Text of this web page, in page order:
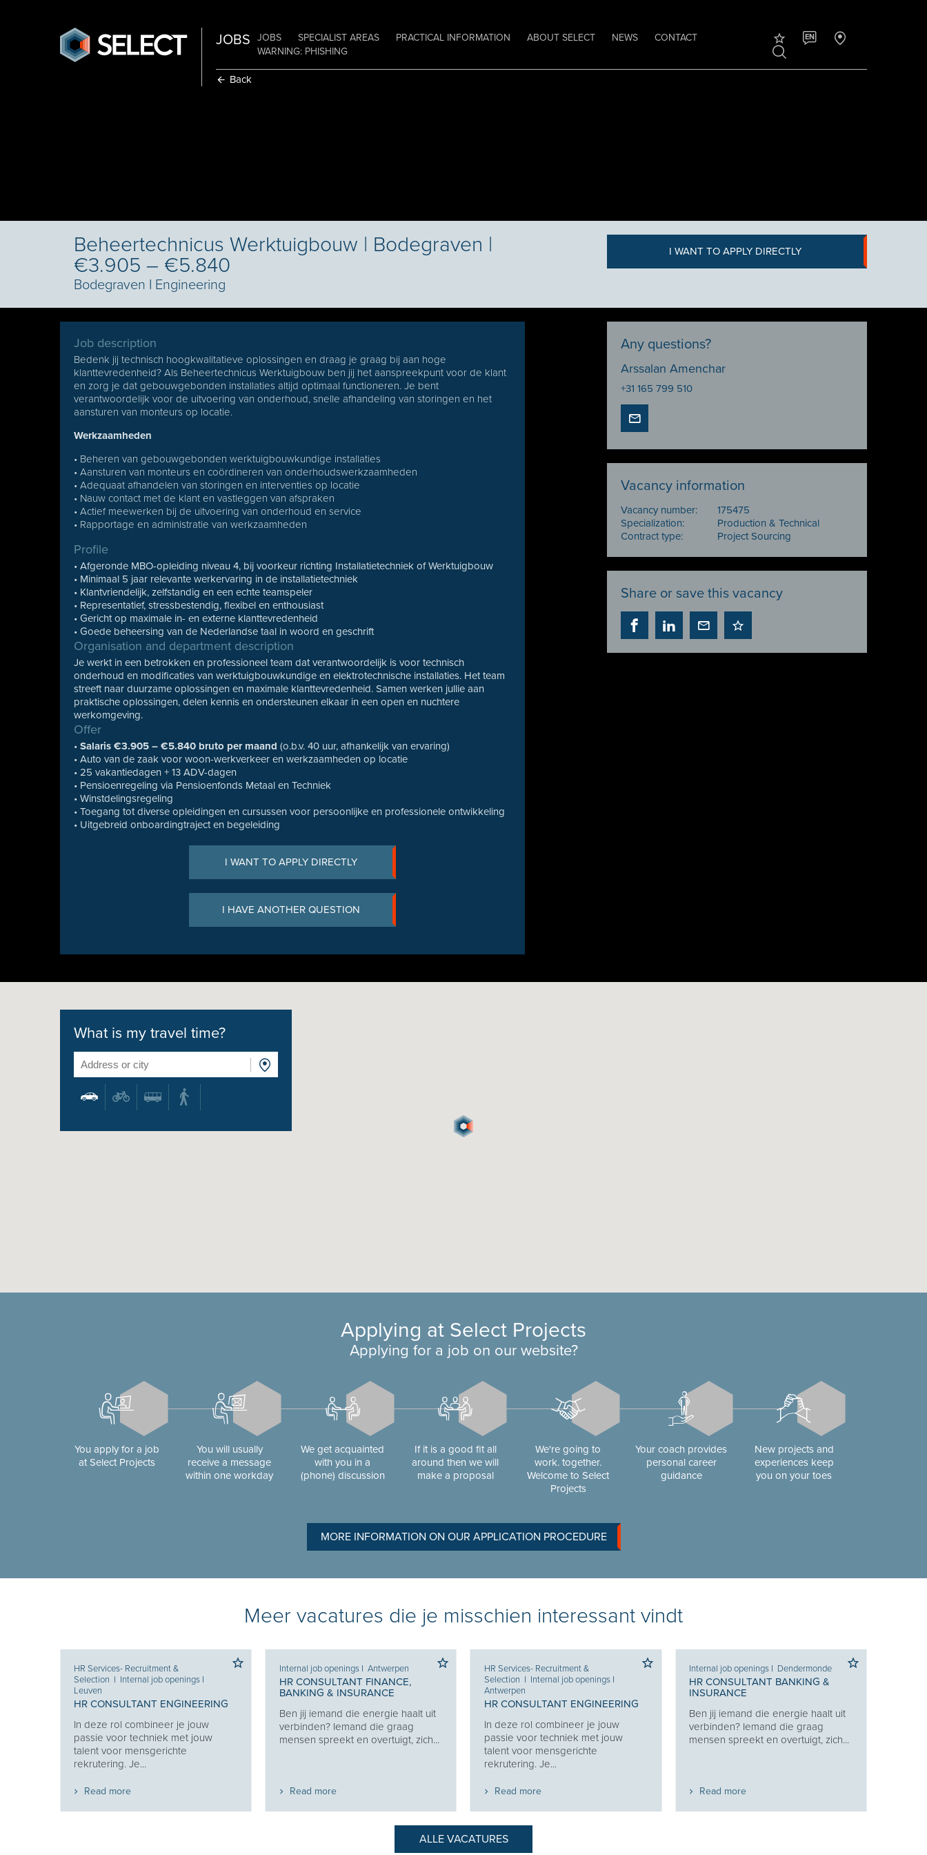
JOBS JOBS SPECIALIST AREAS PRACTICAL INFORMATION ABOUT SELECT NEWS
CONTACT
WARNING: PHISHING
EN
Back
Beheertechnicus Werktuigbouw | Bodegraven |
€3.905 – €5.840
Bodegraven I Engineering
I WANT TO APPLY DIRECTLY
Job description
Bedenk jij technisch hoogkwalitatieve oplossingen en draag je graag bij aan hoge
klanttevredenheid? Als Beheertechnicus Werktuigbouw ben jij het aanspreekpunt voor de klant
en zorg je dat gebouwgebonden installaties altijd optimaal functioneren. Je bent
verantwoordelijk voor de uitvoering van onderhoud, snelle afhandeling van storingen en het
aansturen van monteurs op locatie.
Werkzaamheden
• Beheren van gebouwgebonden werktuigbouwkundige installaties
• Aansturen van monteurs en coördineren van onderhoudswerkzaamheden
• Adequaat afhandelen van storingen en interventies op locatie
• Nauw contact met de klant en vastleggen van afspraken
• Actief meewerken bij de uitvoering van onderhoud en service
• Rapportage en administratie van werkzaamheden
Profile
• Afgeronde MBO-opleiding niveau 4, bij voorkeur richting Installatietechniek of Werktuigbouw
• Minimaal 5 jaar relevante werkervaring in de installatietechniek
• Klantvriendelijk, zelfstandig en een echte teamspeler
• Representatief, stressbestendig, flexibel en enthousiast
• Gericht op maximale in- en externe klanttevredenheid
• Goede beheersing van de Nederlandse taal in woord en geschrift
Organisation and department description
Je werkt in een betrokken en professioneel team dat verantwoordelijk is voor technisch
onderhoud en modificaties van werktuigbouwkundige en elektrotechnische installaties. Het team
streeft naar duurzame oplossingen en maximale klanttevredenheid. Samen werken jullie aan
praktische oplossingen, delen kennis en ondersteunen elkaar in een open en nuchtere
werkomgeving.
Offer
•Salaris €3.905 – €5.840 bruto per maand (o.b.v. 40 uur, afhankelijk van ervaring)
• Auto van de zaak voor woon-werkverkeer en werkzaamheden op locatie
• 25 vakantiedagen + 13 ADV-dagen
• Pensioenregeling via Pensioenfonds Metaal en Techniek
• Winstdelingsregeling
• Toegang tot diverse opleidingen en cursussen voor persoonlijke en professionele ontwikkeling
• Uitgebreid onboardingtraject en begeleiding
I WANT TO APPLY DIRECTLY
I HAVE ANOTHER QUESTION
Any questions?
Arssalan Amenchar
+31 165 799 510
Vacancy information
Vacancy number:
175475
Specialization:
Production & Technical
Contract type:
Project Sourcing
Share or save this vacancy
What is my travel time?
Applying at Select Projects
Applying for a job on our website?
You apply for a job
at Select Projects
You will usually
receive a message
within one workday
We get acquainted
with you in a
(phone) discussion
If it is a good fit all
around then we will
make a proposal
We're going to
work. together.
Welcome to Select
Projects
Your coach provides
personal career
guidance
New projects and
experiences keep
you on your toes
MORE INFORMATION ON OUR APPLICATION PROCEDURE
Meer vacatures die je misschien interessant vindt
HR Services- Recruitment &
Selection I Internal job openings I
Leuven
HR CONSULTANT ENGINEERING
In deze rol combineer je jouw
passie voor techniek met jouw
talent voor mensgerichte
rekrutering. Je...
Read more
Internal job openings I Antwerpen
HR CONSULTANT FINANCE,
BANKING & INSURANCE
Ben jij iemand die energie haalt uit
verbinden? Iemand die graag
mensen spreekt en overtuigt, zich...
Read more
HR Services- Recruitment &
Selection I Internal job openings I
Antwerpen
HR CONSULTANT ENGINEERING
In deze rol combineer je jouw
passie voor techniek met jouw
talent voor mensgerichte
rekrutering. Je...
Read more
Internal job openings I Dendermonde
HR CONSULTANT BANKING &
INSURANCE
Ben jij iemand die energie haalt uit
verbinden? Iemand die graag
mensen spreekt en overtuigt, zich...
Read more
ALLE VACATURES